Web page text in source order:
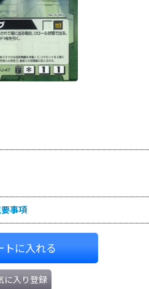
要事項
トに入れる
に入り登録